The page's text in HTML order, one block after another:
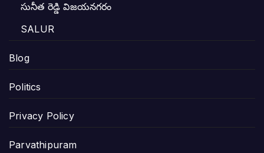
సునీత రెడ్డి విజయనగరం
SALUR
Blog
Politics
Privacy Policy
Parvathipuram